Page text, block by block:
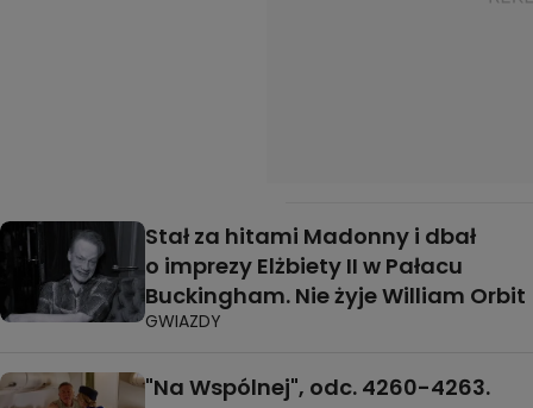
Stał za hitami Madonny i dbał
o imprezy Elżbiety II w Pałacu
Buckingham. Nie żyje William Orbit
GWIAZDY
"Na Wspólnej", odc. 4260-4263.